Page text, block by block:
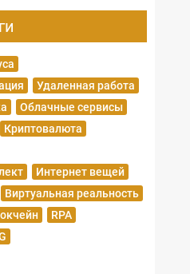
Удаленная работа
Облачные сервисы
Криптовалюта
Интернет вещей
Виртуальная реальность
RPA